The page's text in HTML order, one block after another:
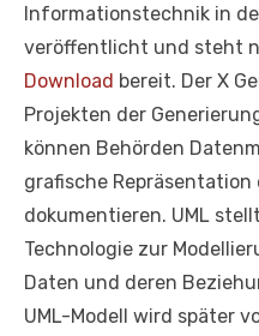
Informationstechnik in
veröffentlicht und steht
Download bereit. Der X
Projekten der
können Behörden
grafische
dokumentieren. UML
Technologie zur
Daten und deren
UML-Modell wird später